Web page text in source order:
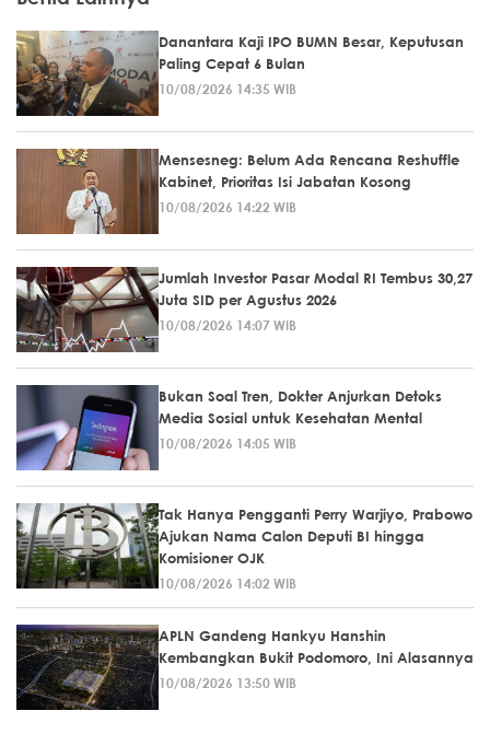
Danantara Kaji IPO BUMN Besar, Keputusan
Paling Cepat 6 Bulan
10/08/2026 14:35 WIB
Mensesneg: Belum Ada Rencana Reshuffle
Kabinet, Prioritas Isi Jabatan Kosong
10/08/2026 14:22 WIB
Jumlah Investor Pasar Modal RI Tembus 30,27
Juta SID per Agustus 2026
10/08/2026 14:07 WIB
Bukan Soal Tren, Dokter Anjurkan Detoks
Media Sosial untuk Kesehatan Mental
10/08/2026 14:05 WIB
Tak Hanya Pengganti Perry Warjiyo, Prabowo
Ajukan Nama Calon Deputi BI hingga
Komisioner OJK
10/08/2026 14:02 WIB
APLN Gandeng Hankyu Hanshin
Kembangkan Bukit Podomoro, Ini Alasannya
10/08/2026 13:50 WIB